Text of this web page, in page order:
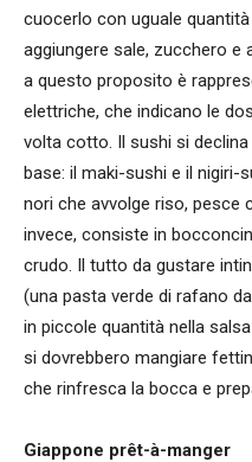
cuocerlo con uguale
aggiungere sale, zucchero e
a questo proposito è
elettriche, che indicano le
volta cotto. Il sushi si
base: il maki-sushi e il nigiri-
nori che avvolge riso, pesce
invece, consiste in
crudo. Il tutto da gustare
(una pasta verde di rafano
in piccole quantità nella
si dovrebbero mangiare
che rinfresca la bocca e
Giappone prêt-à-manger